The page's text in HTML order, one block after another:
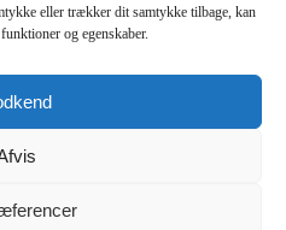
eller trækker dit samtykke tilbage, kan
og egenskaber.